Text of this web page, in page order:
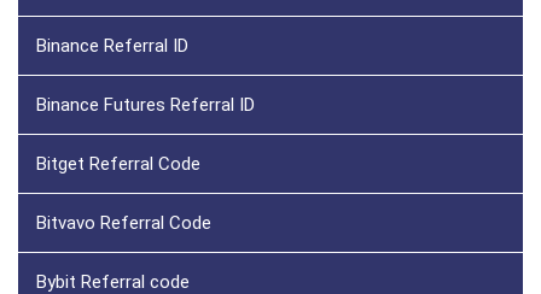
Binance Referral ID
Binance Futures Referral ID
Bitget Referral Code
Bitvavo Referral Code
Bybit Referral code